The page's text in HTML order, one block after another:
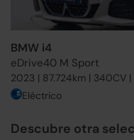
BMW i4
eDrive40 M Sport
2023 | 87.724km | 340CV
Eléctrico
Descubre otra